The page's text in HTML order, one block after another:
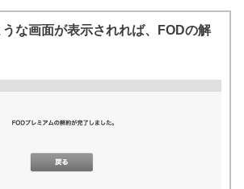
な画面が表示されれば、FODの解